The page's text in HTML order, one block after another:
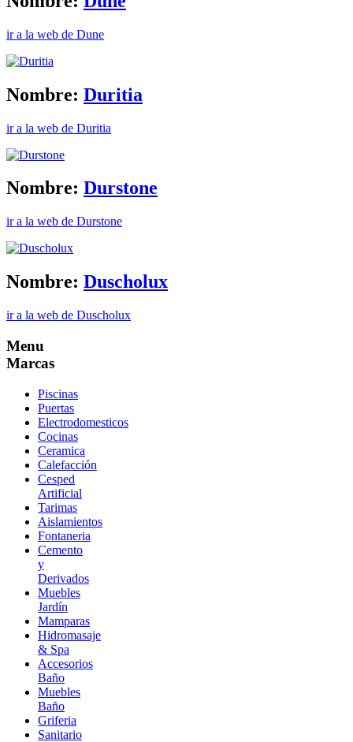
ir a la web de Dune
Nombre: Duritia
ir a la web de Duritia
Nombre: Durstone
ir a la web de Durstone
Nombre: Duscholux
ir a la web de Duscholux
Menu
Marcas
Piscinas
Puertas
Electrodomesticos
Cocinas
Ceramica
Calefacción
Cesped
Artificial
Tarimas
Aislamientos
Fontaneria
Cemento
y
Derivados
Muebles
Jardín
Mamparas
Hidromasaje
& Spa
Accesorios
Baño
Muebles
Baño
Griferia
Sanitario